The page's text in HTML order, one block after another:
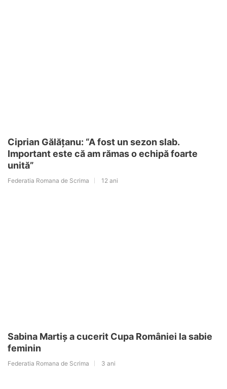
Ciprian Gălățanu: “A fost un sezon slab.
Important este că am rămas o echipă foarte
unită”
Federatia Romana de Scrima 12 ani
Sabina Martiș a cucerit Cupa României la sabie
feminin
Federatia Romana de Scrima 3 ani